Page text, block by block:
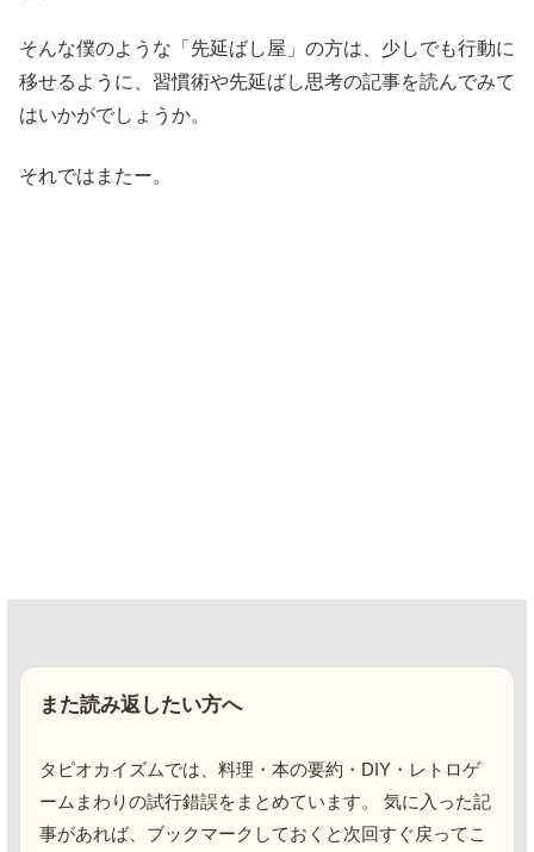
そんな僕のような「先延ばし屋」の方は、少しでも行動に
移せるように、習慣術や先延ばし思考の記事を読んでみて
はいかがでしょうか。
それではまたー。
また読み返したい方へ
タピオカイズムでは、料理・本の要約・DIY・レトロゲ
ームまわりの試行錯誤をまとめています。 気に入った記
事があれば、ブックマークしておくと次回すぐ戻ってこ